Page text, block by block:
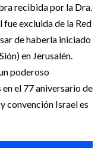
recibida por la Dra.
fue excluida de la Red
de haberla iniciado
en Jerusalén.
poderoso
el 77 aniversario de
convención Israel es